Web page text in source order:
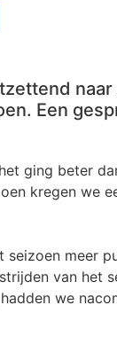
naar
Een
ging beter
kregen we
seizoen meer
van het
we